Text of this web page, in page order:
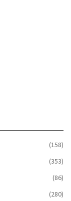
(158)
(353)
(86)
(280)